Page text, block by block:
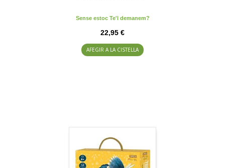
Sense estoc Te'l demanem?
22,95 €
AFEGIR A LA CISTELLA